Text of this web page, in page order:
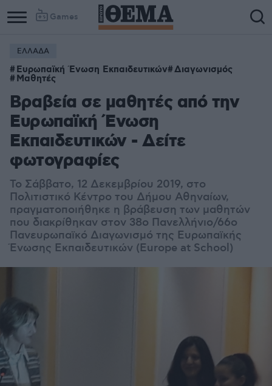
Games
ΕΛΛΑΔΑ
Ευρωπαϊκή Ένωση Εκπαιδευτικών Διαγωνισμός
Μαθητές
Βραβεία σε μαθητές από την
Ευρωπαϊκή Ένωση
Εκπαιδευτικών - Δείτε
φωτογραφίες
Το Σάββατο, 12 Δεκεμβρίου 2019, στο
Πολιτιστικό Κέντρο του Δήμου Αθηναίων,
πραγματοποιήθηκε η βράβευση των μαθητών
που διακρίθηκαν στον 38ο Πανελλήνιο/66ο
Πανευρωπαϊκό Διαγωνισμό της Ευρωπαϊκής
Ένωσης Εκπαιδευτικών (Europe at School)